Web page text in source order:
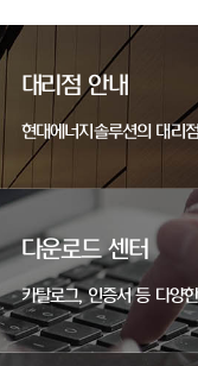
대리점 안내
현대에너지솔루션의 대리
다운로드 센터
카탈로그, 인증서 등 다양